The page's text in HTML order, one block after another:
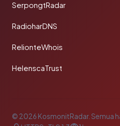
SerpongtRadar
RadioharDNS
RelionteWhois
HelenscaTrust
© 2026 KosmonitRadar. Semua